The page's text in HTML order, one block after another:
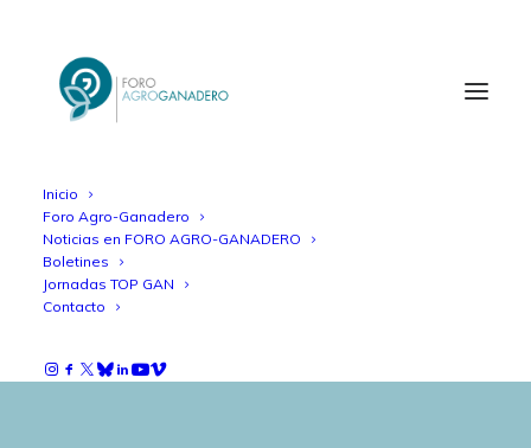
Inicio
Foro Agro-Ganadero
Noticias en FORO AGRO-GANADERO
Boletines
Jornadas TOP GAN
Contacto